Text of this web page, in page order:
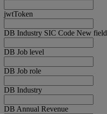
jwtToken
DB Industry SIC Code New field
DB Job level
DB Job role
DB Industry
DB Annual Revenue